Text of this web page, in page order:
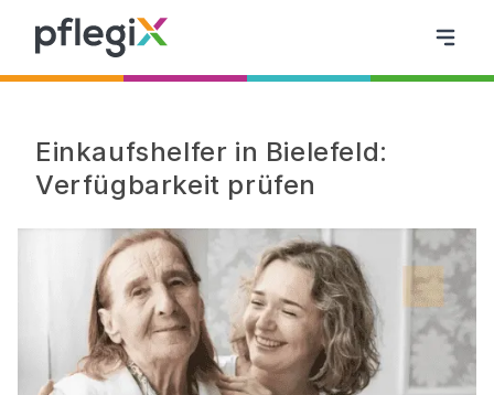
Einkaufshelfer in Bielefeld:
Verfügbarkeit prüfen